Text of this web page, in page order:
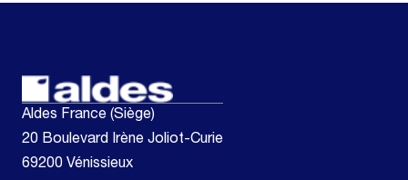
Aldes France (Siège)
20 Boulevard Irène Joliot-Curie
69200 Vénissieux